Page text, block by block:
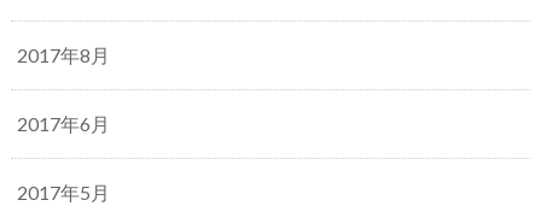
2017年8月
2017年6月
2017年5月